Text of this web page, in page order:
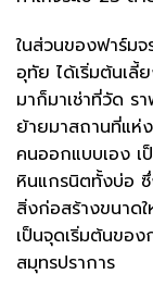
ในส่วนของฟาร์ม
อุทัย ได้เริ่มต้นเลี้
มาก็มาเช่าที่วัด ร
ย้ายมาสถานที่แห่
คนออกแบบเอง เ
หินแกรนิตทั้งบ่อ ซึ่
สิ่งก่อสร้างขนาด
เป็นจุดเริ่มต้นของ
สมุทรปราการ